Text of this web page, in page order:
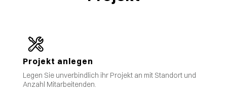
Projekt anlegen
Legen Sie unverbindlich ihr Projekt an mit Standort und
Anzahl Mitarbeitenden.